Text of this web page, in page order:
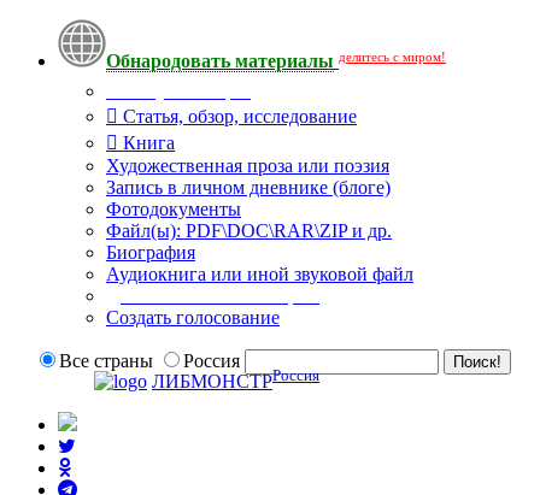
Обнародовать материалы делитесь с миром!
Статья, обзор, исследование
Книга
Художественная проза или поэзия
Запись в личном дневнике (блоге)
Фотодокументы
Файл(ы): PDF\DOC\RAR\ZIP и др.
Биография
Аудиокнига или иной звуковой файл
Создать голосование
Все страны
Россия
ЛИБМОНСТРРоссия